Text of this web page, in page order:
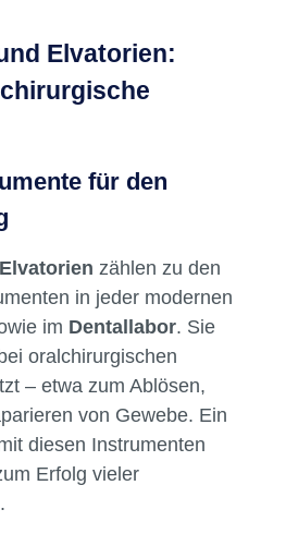
Elvatorien:
für den
Elvatorien zählen zu den
in jeder modernen
im Dentallabor. Sie
oralchirurgischen
– etwa zum Ablösen,
von Gewebe. Ein
diesen Instrumenten
Erfolg vieler